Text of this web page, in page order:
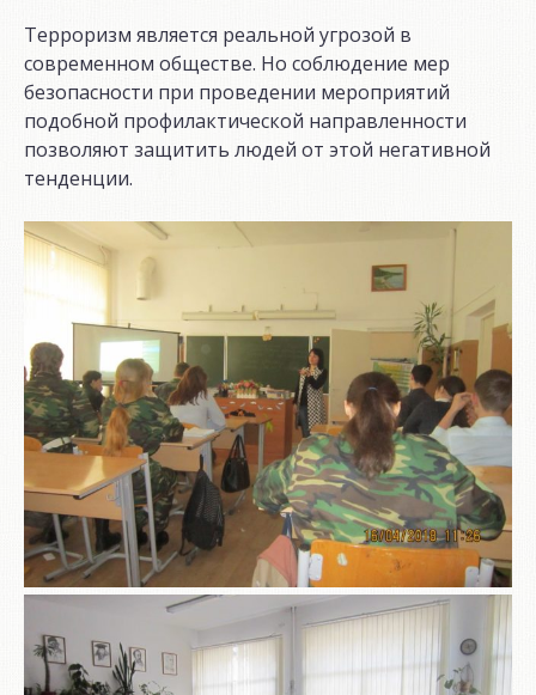
Терроризм является реальной угрозой в
современном обществе. Но соблюдение мер
безопасности при проведении мероприятий
подобной профилактической направленности
позволяют защитить людей от этой негативной
тенденции.